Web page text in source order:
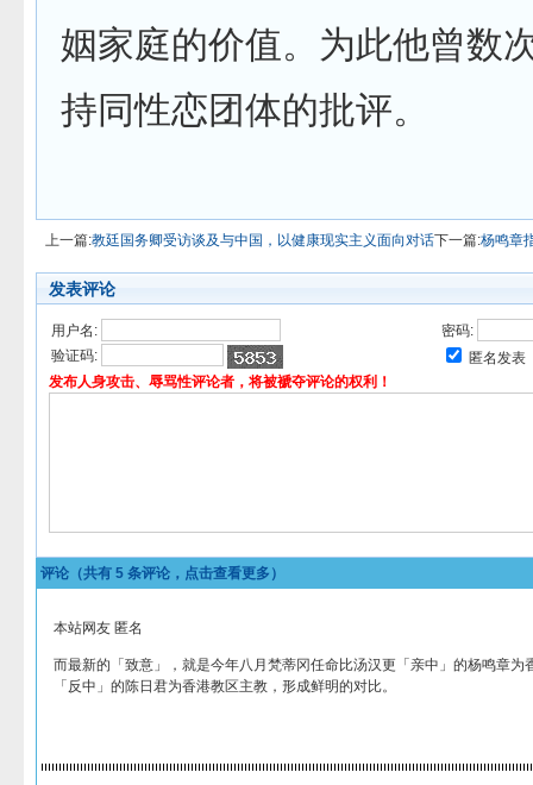
姻家庭的价值。为此他曾数
持同性恋团体的批评。
上一篇:教廷国务卿受访谈及与中国，以健康现实主义面向对话下一篇:杨鸣章
发表评论
用户名:
密码:
验证码:
匿名发表
发布人身攻击、辱骂性评论者，将被褫夺评论的权利！
评论（共有 5 条评论，点击查看更多）
本站网友 匿名
而最新的「致意」，就是今年八月梵蒂冈任命比汤汉更「亲中」的杨鸣章为
「反中」的陈日君为香港教区主教，形成鲜明的对比。